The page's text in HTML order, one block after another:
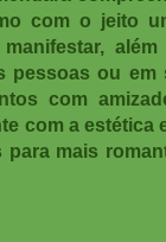
com o jeito
pessoas ou em
com
com a estética
para mais